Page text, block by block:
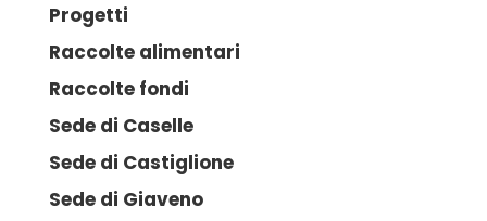
Progetti
Raccolte alimentari
Raccolte fondi
Sede di Caselle
Sede di Castiglione
Sede di Giaveno